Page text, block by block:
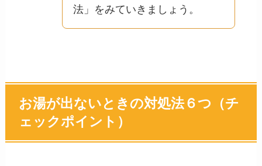
法」をみていきましょう。
お湯が出ないときの対処法６つ（チ
ェックポイント）